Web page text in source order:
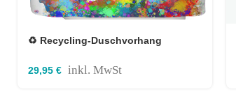
♻️ Recycling-Duschvorhang
29,95 € inkl. MwSt